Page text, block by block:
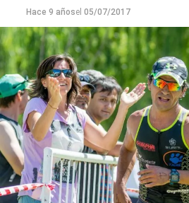
Hace 9 añosel 05/07/2017